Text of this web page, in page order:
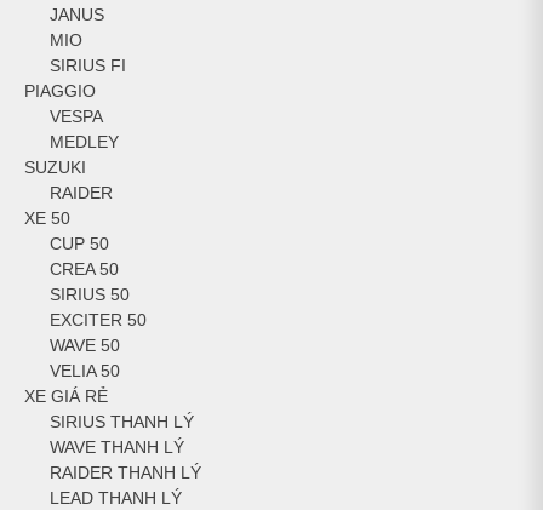
JANUS
MIO
SIRIUS FI
PIAGGIO
VESPA
MEDLEY
SUZUKI
RAIDER
XE 50
CUP 50
CREA 50
SIRIUS 50
EXCITER 50
WAVE 50
VELIA 50
XE GIÁ RẺ
SIRIUS THANH LÝ
WAVE THANH LÝ
RAIDER THANH LÝ
LEAD THANH LÝ